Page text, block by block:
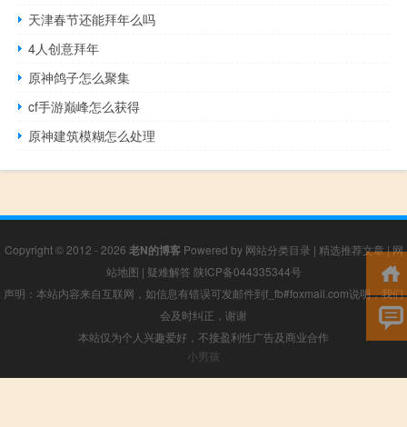
天津春节还能拜年么吗
4人创意拜年
原神鸽子怎么聚集
cf手游巅峰怎么获得
原神建筑模糊怎么处理
Copyright © 2012 - 2026 老N的博客Powered by 网站分类目录 | 精选推荐文章|网
站地图 | 疑难解答 陕ICP备044335344号
声明：本站内容来自互联网，如信息有错误可发邮件到f_fb#foxmail.com说明，我们
会及时纠正，谢谢
本站仅为个人兴趣爱好，不接盈利性广告及商业合作
小男孩